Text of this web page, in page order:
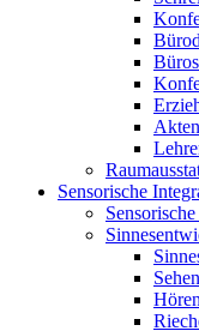
Sensorische
Sehen
Hören